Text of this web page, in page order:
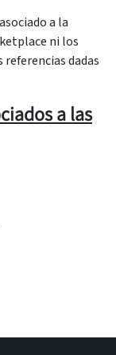
a la
ni los
dadas
a las